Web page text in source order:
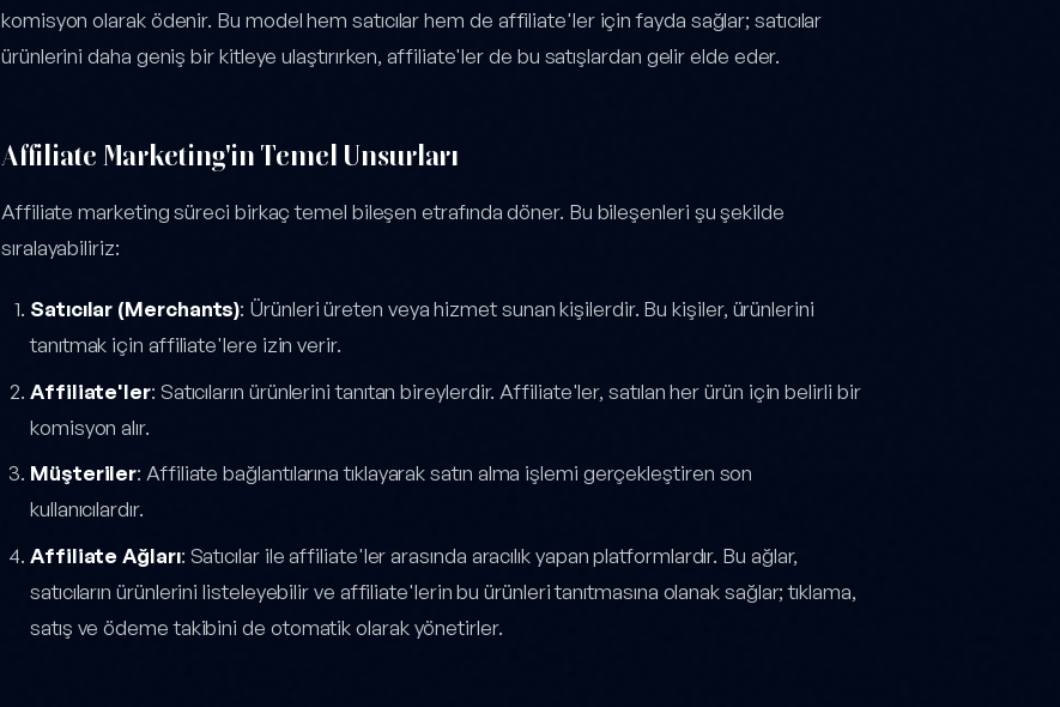
komisyon olarak ödenir. Bu model hem satıcılar hem de affiliate'ler için fayda sağlar; satıcılar
ürünlerini daha geniş bir kitleye ulaştırırken, affiliate'ler de bu satışlardan gelir elde eder.
Affiliate Marketing'in Temel Unsurları
Affiliate marketing süreci birkaç temel bileşen etrafında döner. Bu bileşenleri şu şekilde
sıralayabiliriz:
Satıcılar (Merchants): Ürünleri üreten veya hizmet sunan kişilerdir. Bu kişiler, ürünlerini
tanıtmak için affiliate'lere izin verir.
Affiliate'ler: Satıcıların ürünlerini tanıtan bireylerdir. Affiliate'ler, satılan her ürün için belirli bir
komisyon alır.
Müşteriler: Affiliate bağlantılarına tıklayarak satın alma işlemi gerçekleştiren son
kullanıcılardır.
Affiliate Ağları: Satıcılar ile affiliate'ler arasında aracılık yapan platformlardır. Bu ağlar,
satıcıların ürünlerini listeleyebilir ve affiliate'lerin bu ürünleri tanıtmasına olanak sağlar; tıklama,
satış ve ödeme takibini de otomatik olarak yönetirler.